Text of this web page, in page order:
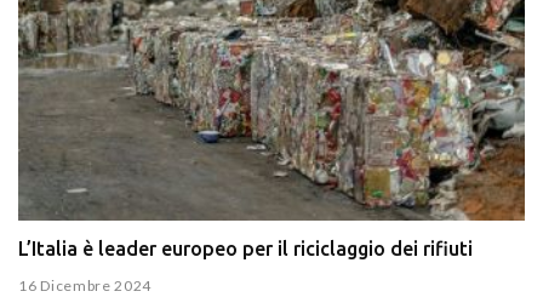
L’Italia è leader europeo per il riciclaggio dei rifiuti
16 Dicembre 2024